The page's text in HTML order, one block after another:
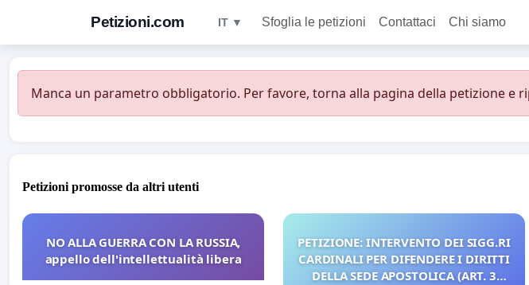
Petizioni.com IT ▼ Sfoglia le petizioni Contattaci Chi siamo
Manca un parametro obbligatorio. Per favore, torna alla pagina della petizione e
Petizioni promosse da altri utenti
NO ALLA GUERRA CON LA RUSSIA,
appello dell'intellettualità libera
PETIZIONE: INTERVENTO DEI SIGG.RI
CARDINALI PER DIFENDERE I DIRITTI
DELLA SEDE APOSTOLICA (ART. 3